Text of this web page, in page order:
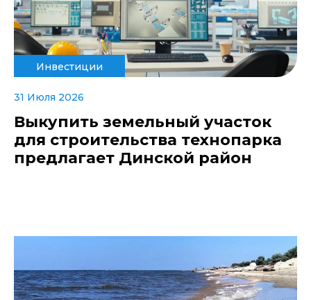
Инвестиции
31 Июля 2026
Выкупить земельный участок
для строительства технопарка
предлагает Динской район